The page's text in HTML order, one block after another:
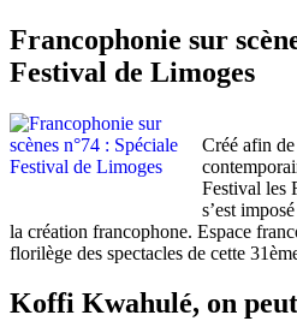
Francophonie sur
Festival de Limoges
Créé afin
Festival les
s’est
la création francophone. Espace
florilège des spectacles de cette
Koffi Kwahulé, on